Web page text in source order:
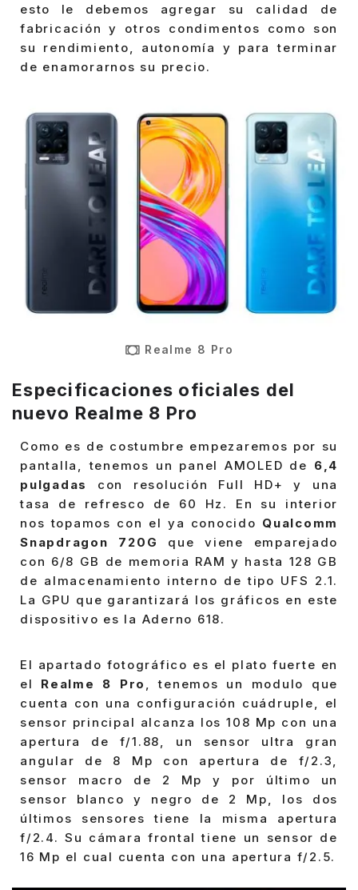
esto le debemos agregar su calidad de
fabricación y otros condimentos como son
su rendimiento, autonomía y para terminar
de enamorarnos su precio.
Realme 8 Pro
Especificaciones oficiales del
nuevo Realme 8 Pro
Como es de costumbre empezaremos por su
pantalla, tenemos un panel AMOLED de 6,4
pulgadas
con resolución Full HD+ y una
tasa de refresco de 60 Hz. En su interior
nos topamos con el ya conocido Qualcomm
Snapdragon 720G
que viene emparejado
con 6/8 GB de memoria RAM y hasta 128 GB
de almacenamiento interno de tipo UFS 2.1.
La GPU que garantizará los gráficos en este
dispositivo es la Aderno 618.
El apartado fotográfico es el plato fuerte en
el
Realme 8 Pro , tenemos un modulo que
cuenta con una configuración cuádruple, el
sensor principal alcanza los 108 Mp con una
apertura de f/1.88, un sensor ultra gran
angular de 8 Mp con apertura de f/2.3,
sensor macro de 2 Mp y por último un
sensor blanco y negro de 2 Mp, los dos
últimos sensores tiene la misma apertura
f/2.4. Su cámara frontal tiene un sensor de
16 Mp el cual cuenta con una apertura f/2.5.